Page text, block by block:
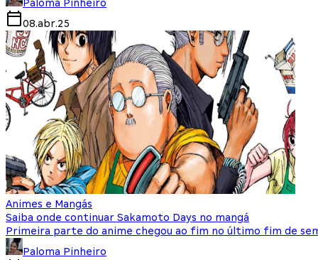
Paloma Pinheiro
08.abr.25
Animes e Mangás
Saiba onde continuar Sakamoto Days no mangá
Primeira parte do anime chegou ao fim no último fim de
Paloma Pinheiro